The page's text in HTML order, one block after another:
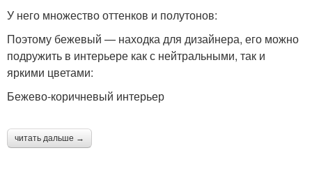
У него множество оттенков и полутонов:
Поэтому бежевый — находка для дизайнера, его можно
подружить в интерьере как с нейтральными, так и
яркими цветами:
Бежево-коричневый интерьер
читать дальше →